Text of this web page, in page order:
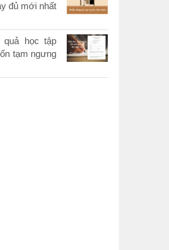
đủ mới nhất
học tập
tạm ngưng